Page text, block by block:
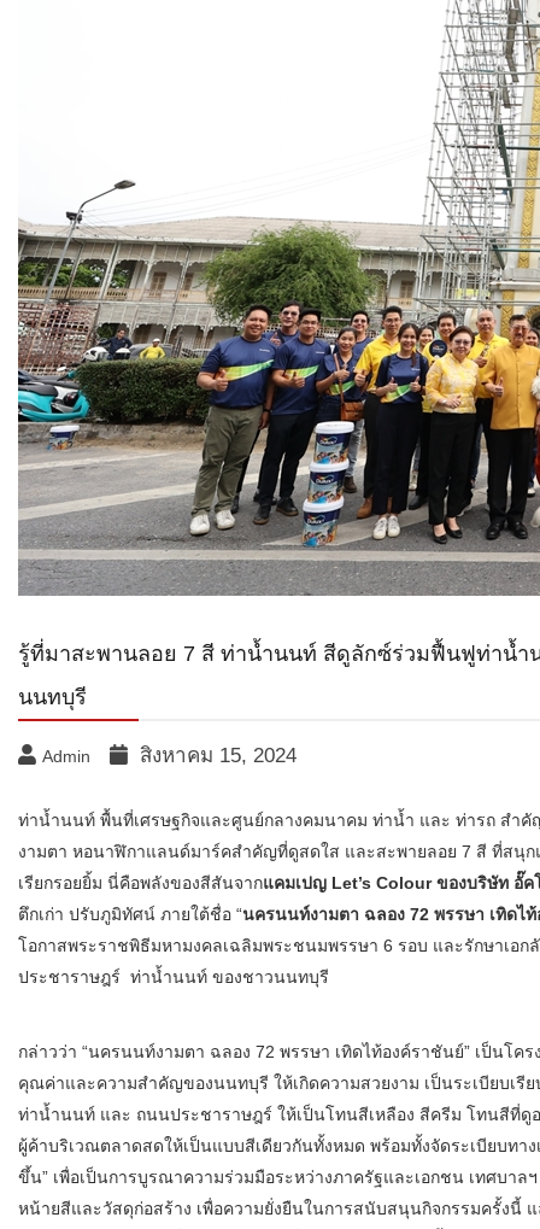
รู้ที่มาสะพานลอย 7 สี ท่าน้ำนนท์ สีดูลักซ์ร่วมฟื้นฟูท่าน้
นนทบุรี
Admin สิงหาคม 15, 2024
ท่าน้ำนนท์ พื้นที่เศรษฐกิจและศูนย์กลางคมนาคม ท่าน้ำ และ ท่ารถ สำ
งามตา หอนาฬิกาแลนด์มาร์คสำคัญที่ดูสดใส และสะพายลอย 7 สี ที่สนุ
เรียกรอยยิ้ม นี่คือพลังของสีสันจากแคมเปญ Let’s Colour ของบริษัท อั๊
ตึกเก่า ปรับภูมิทัศน์ ภายใต้ชื่อ “นครนนท์งามตา ฉลอง 72 พรรษา เทิดไ
โอกาสพระราชพิธีมหามงคลเฉลิมพระชนมพรรษา 6 รอบ และรักษาเอ
ประชาราษฎร์ ท่าน้ำนนท์ ของชาวนนทบุรี
กล่าวว่า “นครนนท์งามตา ฉลอง 72 พรรษา เทิดไท้องค์ราชันย์” เป็น
คุณค่าและความสำคัญของนนทบุรี ให้เกิดความสวยงาม เป็นระเบียบเ
ท่าน้ำนนท์ และ ถนนประชาราษฎร์ ให้เป็นโทนสีเหลือง สีครีม โทนสีที่ดู
ผู้ค้าบริเวณตลาดสดให้เป็นแบบสีเดียวกันทั้งหมด พร้อมทั้งจัดระเบียบท
ขึ้น” เพื่อเป็นการบูรณาความร่วมมือระหว่างภาครัฐและเอกชน เทศบา
หน้ายสีและวัสดุก่อสร้าง เพื่อความยั่งยืนในการสนับสนุนกิจกรรมครั้งนี้